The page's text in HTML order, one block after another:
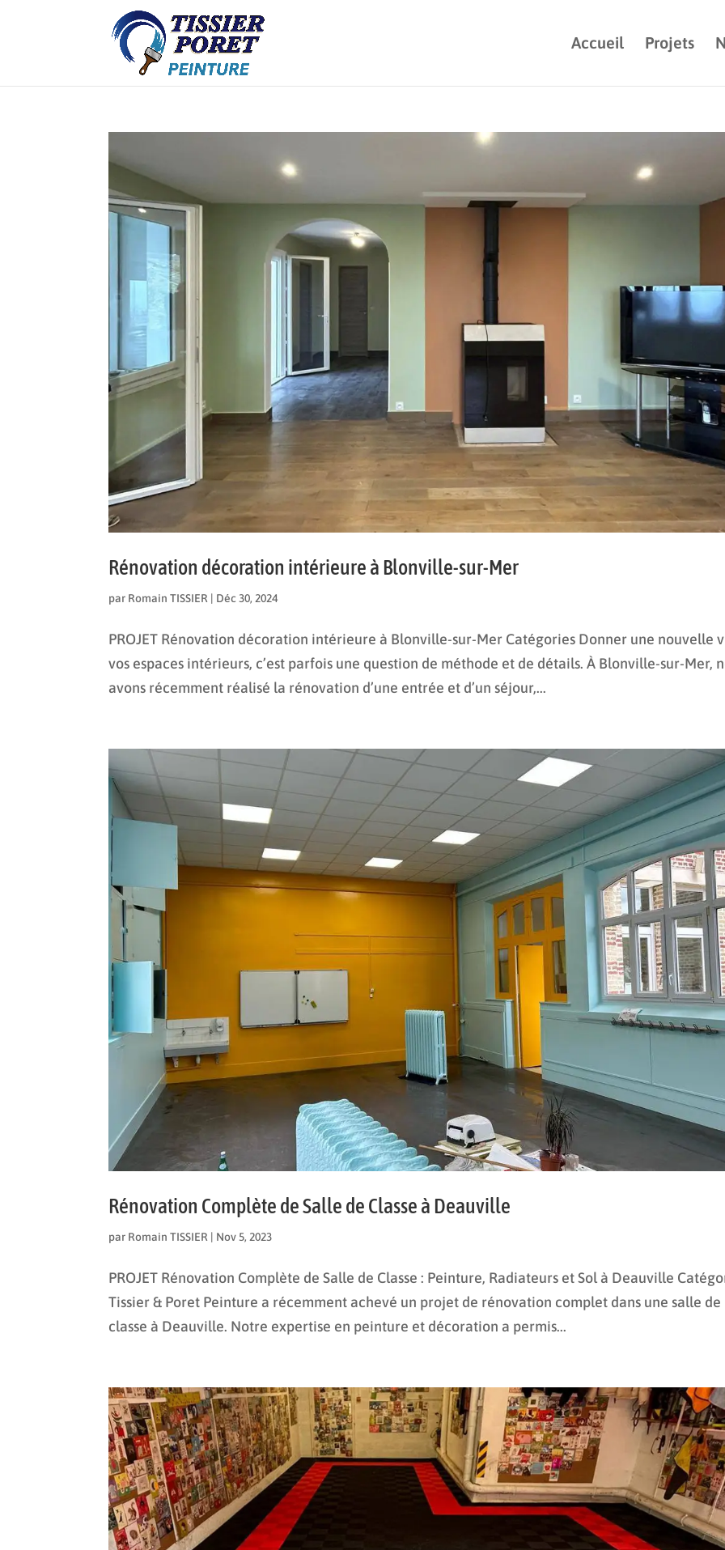
Accueil Projets
Rénovation décoration intérieure à Blonville-sur-Mer
par Romain TISSIER | Déc 30, 2024
PROJET Rénovation décoration intérieure à Blonville-sur-Mer Catégories Donner une nouvelle
vos espaces intérieurs, c’est parfois une question de méthode et de détails. À Blonville-sur-Mer,
avons récemment réalisé la rénovation d’une entrée et d’un séjour,...
Rénovation Complète de Salle de Classe à Deauville
par Romain TISSIER | Nov 5, 2023
PROJET Rénovation Complète de Salle de Classe : Peinture, Radiateurs et Sol à Deauville
Tissier & Poret Peinture a récemment achevé un projet de rénovation complet dans une salle de
classe à Deauville. Notre expertise en peinture et décoration a permis...